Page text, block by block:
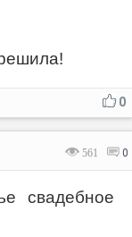
0
561 0
свадебное